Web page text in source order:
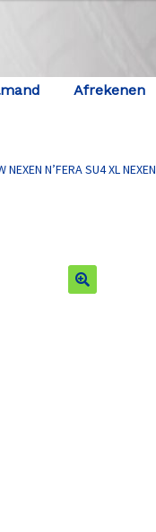
Afrekenen
N’FERA SU4 XL NEXEN